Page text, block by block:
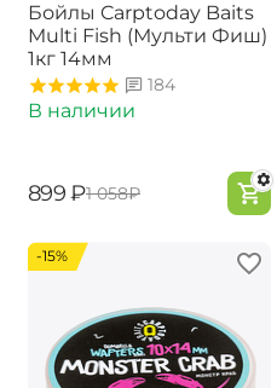
Бойлы Carptoday Baits
Multi Fish (Мульти Фиш)
1кг 14мм
184
В наличии
‍899‍ ₽‍1 058‍₽
-15%